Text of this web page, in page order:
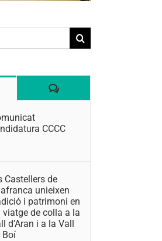
Comentaris
CCCC
Castellers de
unieixen
i patrimoni en
viatge de colla a la
d’Aran i a la Vall
Boí